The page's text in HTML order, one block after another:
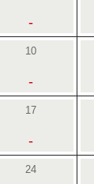
-
10
-
17
-
24